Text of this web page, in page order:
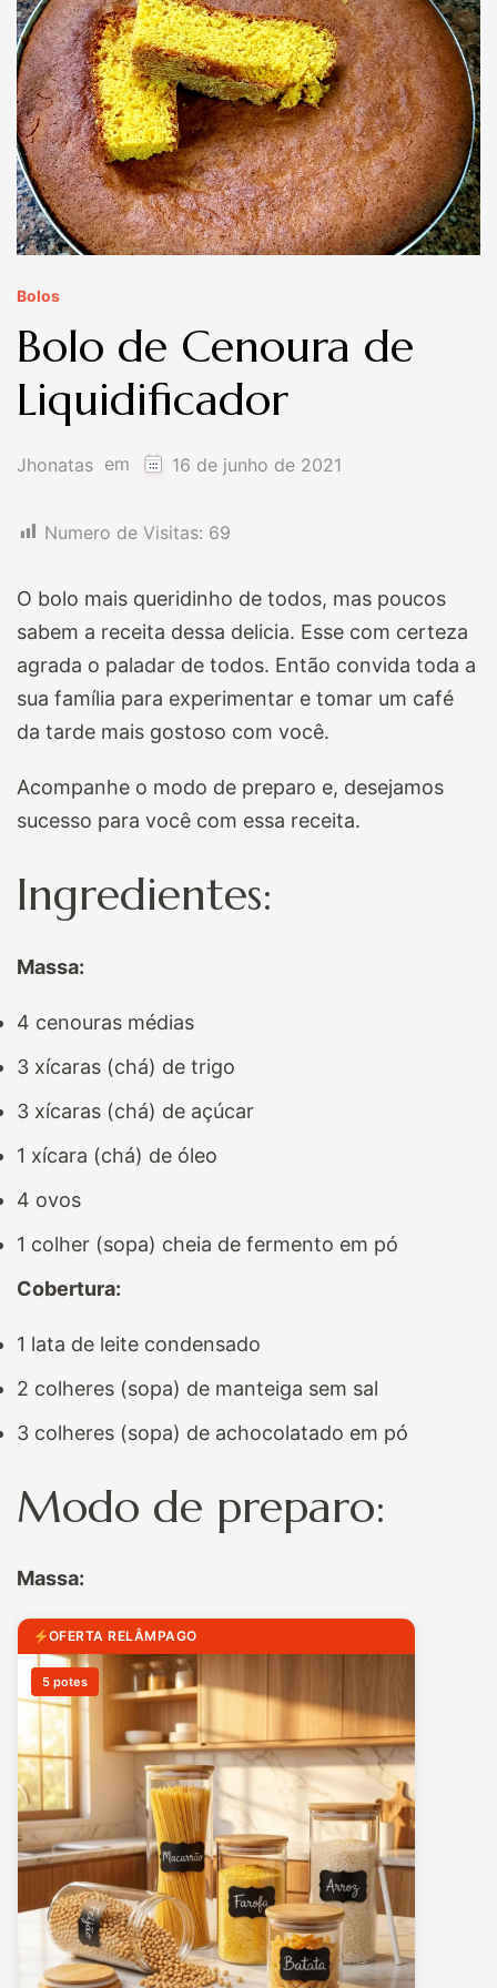
Bolos
Bolo de Cenoura de
Liquidificador
Jhonatas em 16 de junho de 2021
Numero de Visitas: 69
O bolo mais queridinho de todos, mas poucos
sabem a receita dessa delicia. Esse com certeza
agrada o paladar de todos. Então convida toda a
sua família para experimentar e tomar um café
da tarde mais gostoso com você.
Acompanhe o modo de preparo e, desejamos
sucesso para você com essa receita.
Ingredientes:
Massa:
4 cenouras médias
3 xícaras (chá) de trigo
3 xícaras (chá) de açúcar
1 xícara (chá) de óleo
4 ovos
1 colher (sopa) cheia de fermento em pó
Cobertura:
1 lata de leite condensado
2 colheres (sopa) de manteiga sem sal
3 colheres (sopa) de achocolatado em pó
Modo de preparo:
Massa:
OFERTA RELÂMPAGO
5 potes